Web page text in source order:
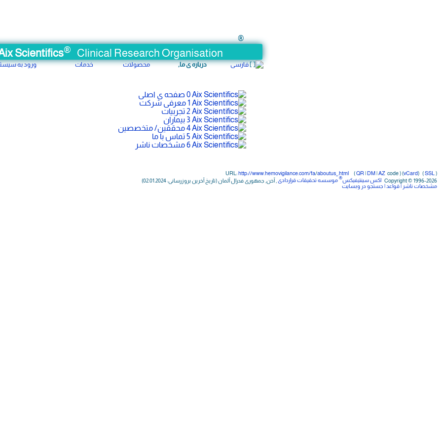
®
Scientifics® Clinical Research Organisation
فارسی درباره ی ما, محصولات خدمات ورود به
0 صفحه ی اصلی
4 محققین/ متخصصین
6 مشخصات ناشر
URL:http://www.hemovigilance.com/fa/aboutus_.html (QR | DM|AZ code ) (vCard) (SSL )
Copyright © 1996-2026
اکس سینتیفیکس® موسسه تحقیقات قراردادی , آخن, جمهوری فدرال آلمان (تاریخ آخرین بروزرسانی: 02.01.2024)
مشخصات ناشر
| قواعد | جستجو در وبسایت